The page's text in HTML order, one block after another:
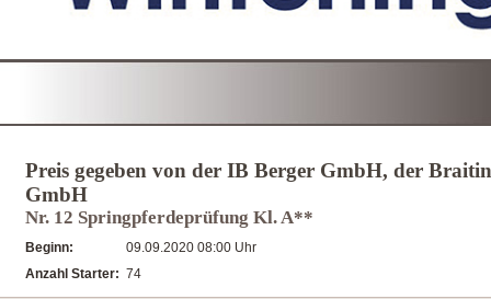
Preis gegeben von der IB Berger GmbH, der
GmbH
Nr. 12 Springpferdeprüfung Kl. A**
Beginn:
09.09.2020 08:00 Uhr
Anzahl Starter: 74